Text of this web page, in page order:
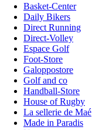
Basket-Center
Daily Bikers
Direct Running
Direct-Volley
Espace Golf
Foot-Store
Galoppostore
Golf and co
Handball-Store
House of Rugby
La sellerie de Maé
Made in Paradis